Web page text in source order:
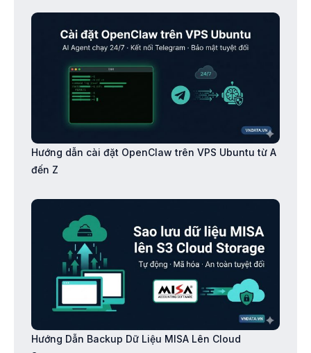
Hướng dẫn cài đặt OpenClaw trên VPS Ubuntu từ A
đến Z
Hướng Dẫn Backup Dữ Liệu MISA Lên Cloud